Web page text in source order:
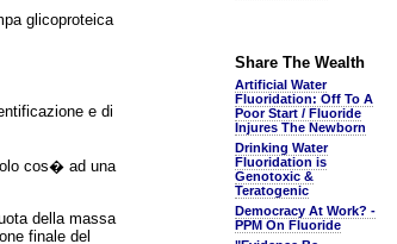
glicoproteica
e di
cos� ad una
della massa
finale del
Share The Wealth
Artificial Water
Fluoridation: Off To A
Poor Start / Fluoride
Injures The Newborn
Drinking Water
Fluoridation is
Genotoxic &
Teratogenic
Democracy At Work? -
PPM On Fluoride